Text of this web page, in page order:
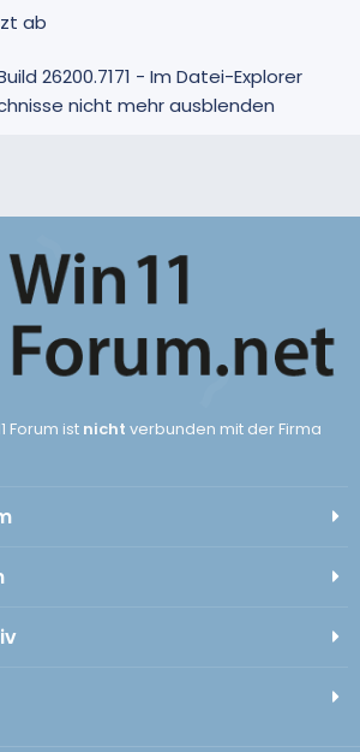
ab
26200.7171 - Im Datei-Explorer
nicht mehr ausblenden
Forum ist nicht verbunden mit der Firma